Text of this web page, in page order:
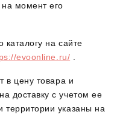
на момент его
на сайте
evoonline.ru/
в цену товара и
доставку с учетом ее
территории указаны на